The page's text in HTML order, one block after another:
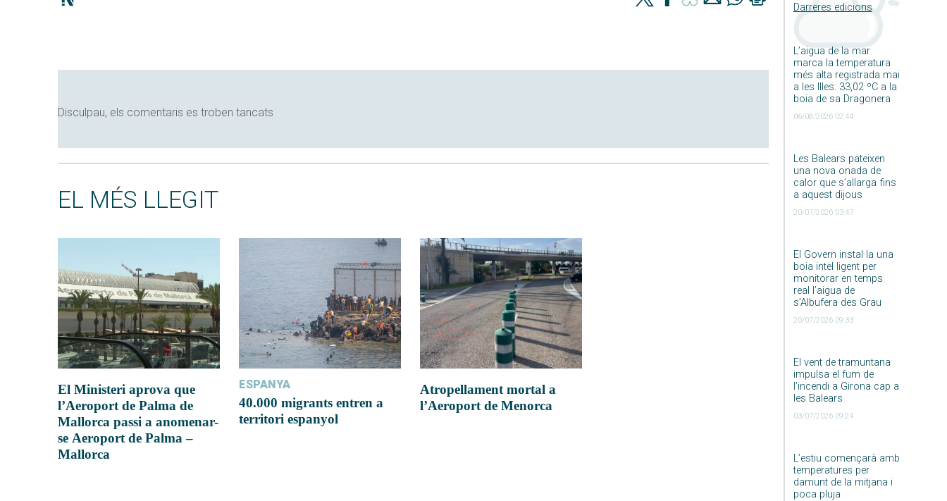
Darreres edicions
L’aigua de la mar
marca la temperatura
més alta registrada mai
a les Illes: 33,02 ºC a la
boia de sa Dragonera
06/08/2026 02:44
Les Balears pateixen
una nova onada de
calor que s’allarga fins
a aquest dijous
20/07/2026 03:47
El Govern instal·la una
boia intel·ligent per
monitorar en temps
real l’aigua de
s’Albufera des Grau
20/07/2026 09:33
El vent de tramuntana
impulsa el fum de
l’incendi a Girona cap a
les Balears
03/07/2026 09:24
L’estiu començarà amb
temperatures per
damunt de la mitjana i
poca pluja
Disculpau, els comentaris es troben tancats
EL MÉS LLEGIT
El Ministeri aprova que
l’Aeroport de Palma de
Mallorca passi a anomenar-
se Aeroport de Palma –
Mallorca
ESPANYA
40.000 migrants entren a
territori espanyol
Atropellament mortal a
l’Aeroport de Menorca